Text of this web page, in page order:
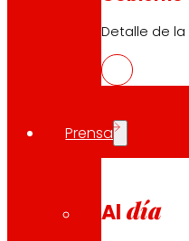
Detalle de
Prensa
Al día